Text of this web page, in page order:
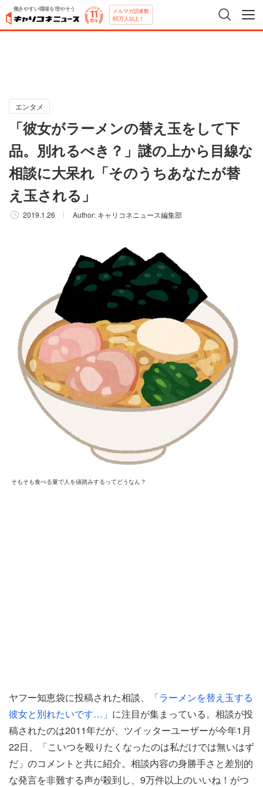
働きやすい職場を増やそう メルマガ読者数
65万人以上！
エンタメ
「彼女がラーメンの替え玉をして下
品。別れるべき？」謎の上から目線な
相談に大呆れ「そのうちあなたが替
え玉される」
2019.1.26 Author: キャリコネニュース編集部
そもそも食べる量で人を値踏みするってどうなん？
ヤフー知恵袋に投稿された相談、
「ラーメンを替え玉する
彼女と別れたいです…」 に注目が集まっている。相談が投
稿されたのは2011年だが、ツイッターユーザーが今年1月
22日、「こいつを殴りたくなったのは私だけでは無いはず
だ」のコメントと共に紹介。相談内容の身勝手さと差別的
な発言を非難する声が殺到し、9万件以上のいいね！がつ